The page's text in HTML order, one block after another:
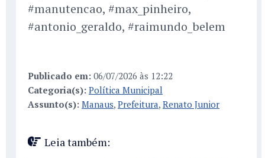
#manutencao, #max_pinheiro,
#antonio_geraldo, #raimundo_belem
Publicado em: 06/07/2026 às 12:22
Categoria(s): Política Municipal
Assunto(s): Manaus, Prefeitura, Renato Junior
Leia também: